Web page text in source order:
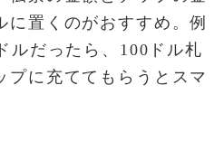
に置くのがおすすめ。例
ルだったら、100ドル札
プに充ててもらうとスマ